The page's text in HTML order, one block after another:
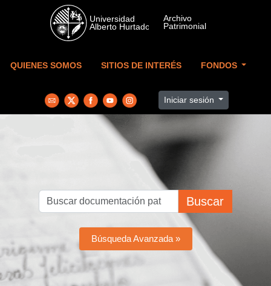
Skip to main content
QUIENES SOMOS SITIOS DE INTERÉS FONDOS
Iniciar sesión
Buscar
Búsqueda Avanzada »